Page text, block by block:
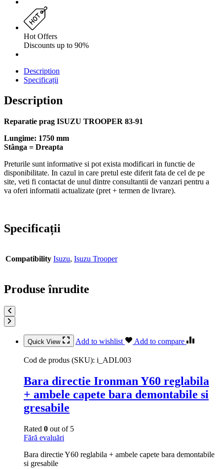
Hot Offers
Discounts up to 90%
Description
Specificații
Description
Reparatie prag ISUZU TROOPER 83-91
Lungime: 1750 mm
Stânga = Dreapta
Preturile sunt informative si pot exista modificari in functie de
disponibilitate. In cazul in care pretul este diferit fata de cel de pe
site, veti fi contactat de unul dintre consultantii de vanzari pentru a
va oferi informatii actualizate (pret + termen de livrare).
Specificații
Compatibility Isuzu, Isuzu Trooper
Produse înrudite
Quick View Add to wishlist Add to compare
Cod de produs (SKU): i_ADL003
Bara directie Ironman Y60 reglabila
+ ambele capete bara demontabile si
gresabile
Rated 0 out of 5
Fără evaluări
Bara directie Y60 reglabila + ambele capete bara demontabile
si gresabile